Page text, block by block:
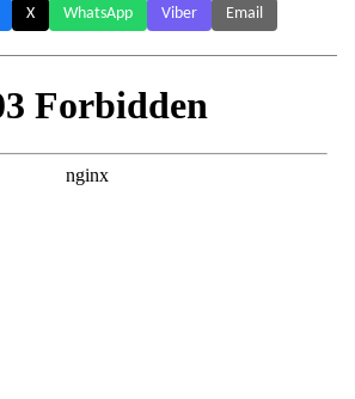
X WhatsApp Viber Email